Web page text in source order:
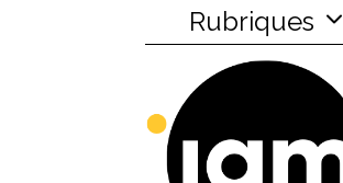
Rubriques